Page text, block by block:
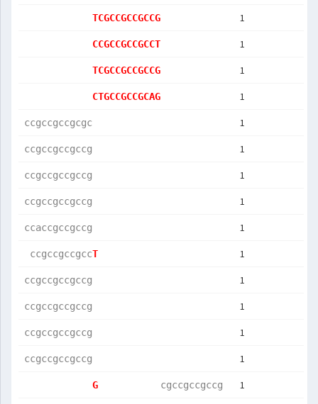
TCGCCGCCGCCG 1
CCGCCGCCGCCT 1
TCGCCGCCGCCG 1
CTGCCGCCGCAG 1
ccgccgccgcgc 1
ccgccgccgccg 1
ccgccgccgccg 1
ccgccgccgccg 1
ccaccgccgccg 1
ccgccgccgccT 1
ccgccgccgccg 1
ccgccgccgccg 1
ccgccgccgccg 1
ccgccgccgccg 1
G cgccgccgccg 1